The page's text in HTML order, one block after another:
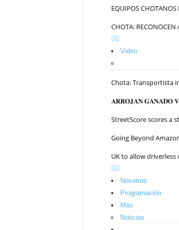
EQUIPOS
CHOTA: RECONOCEN
Video
Chota: Transportista
𝐀𝐑𝐑𝐎𝐉𝐀𝐍 𝐆𝐀𝐍𝐀𝐃𝐎
StreetScore scores a
Going Beyond
UK to allow driverless
Nosotros
Programación
Más
Noticias